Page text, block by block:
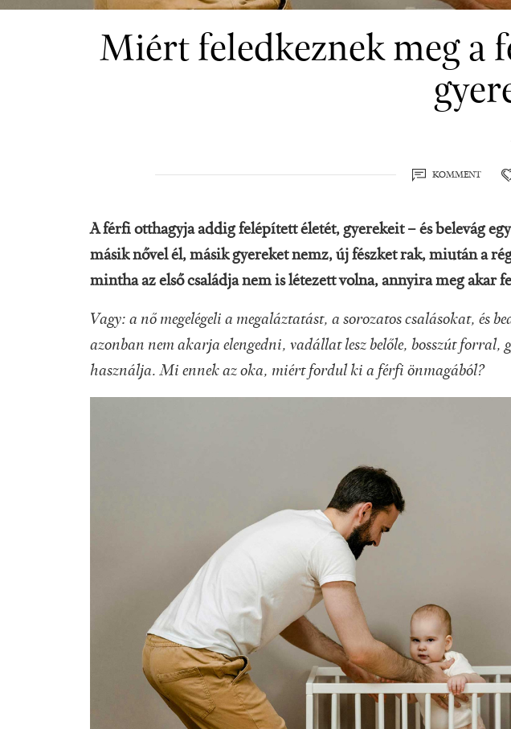
Miért feledkeznek meg a
KOMMENT
A férfi otthagyja addig felépített életét, gyerekeit – és belevág
másik nővel él, másik gyereket nemz, új fészket rak, miután a
mintha az első családja nem is létezett volna, annyira meg akar
Vagy: a nő megelégeli a megaláztatást, a sorozatos csalásokat, és
azonban nem akarja elengedni, vadállat lesz belőle, bosszút forral,
használja. Mi ennek az oka, miért fordul ki a férfi önmagából?